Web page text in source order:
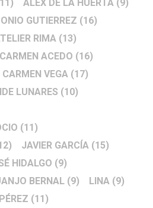
ALEX DE LA HUERTA (9)
GUTIERREZ (16)
RIMA (13)
CARMEN ACEDO (16)
CARMEN VEGA (17)
LUNARES (10)
(11)
JAVIER GARCÍA (15)
HIDALGO (9)
BERNAL (9) LINA (9)
(11)